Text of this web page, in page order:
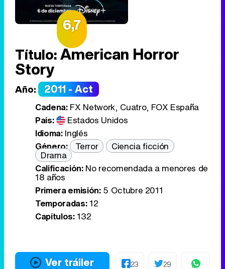
6,7
Título:American Horror
Story
Año: 2011 - Act
Cadena:FX Network, Cuatro, FOX España
País:
Estados Unidos
Idioma: Inglés
Género:
Terror Ciencia ficción
Drama
Calificación:No recomendada a menores de
18 años
Primera emisión:5 Octubre 2011
Temporadas:12
Capítulos:132
Ver tráiler 23 29